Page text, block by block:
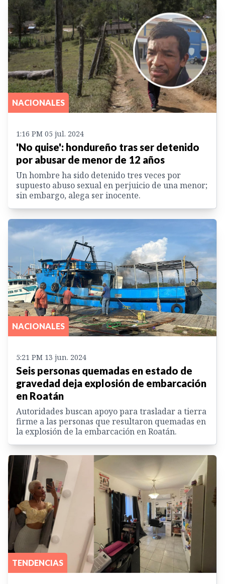
NACIONALES
1:16 PM 05 jul. 2024
'No quise': hondureño tras ser detenido
por abusar de menor de 12 años
Un hombre ha sido detenido tres veces por
supuesto abuso sexual en perjuicio de una menor;
sin embargo, alega ser inocente.
NACIONALES
5:21 PM 13 jun. 2024
Seis personas quemadas en estado de
gravedad deja explosión de embarcación
en Roatán
Autoridades buscan apoyo para trasladar a tierra
firme a las personas que resultaron quemadas en
la explosión de la embarcación en Roatán.
TENDENCIAS